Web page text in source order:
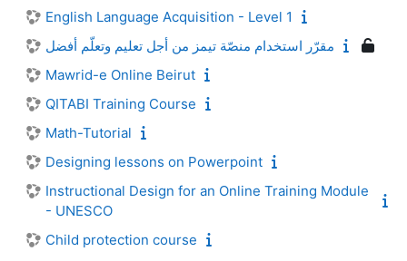
English Language Acquisition - Level 1
مقرّر استخدام منصّة تيمز من أجل تعليم وتعلّم أفضل
Mawrid-e Online Beirut
QITABI Training Course
Math-Tutorial
Designing lessons on Powerpoint
Instructional Design for an Online Training Module
- UNESCO
Child protection course